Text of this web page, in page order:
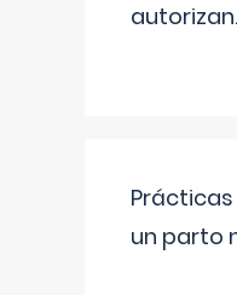
autorizan
un parto